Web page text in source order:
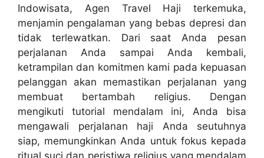
Indowisata, Agen Travel Haji terkemuka,
menjamin pengalaman yang bebas depresi dan
tidak terlewatkan. Dari saat Anda pesan
perjalanan Anda sampai Anda kembali,
ketrampilan dan komitmen kami pada kepuasan
pelanggan akan memastikan perjalanan yang
membuat bertambah religius. Dengan
mengikuti tutorial mendalam ini, Anda bisa
mengawali perjalanan haji Anda seutuhnya
siap, memungkinkan Anda untuk fokus kepada
ritual suci dan peristiwa religius yang mendalam